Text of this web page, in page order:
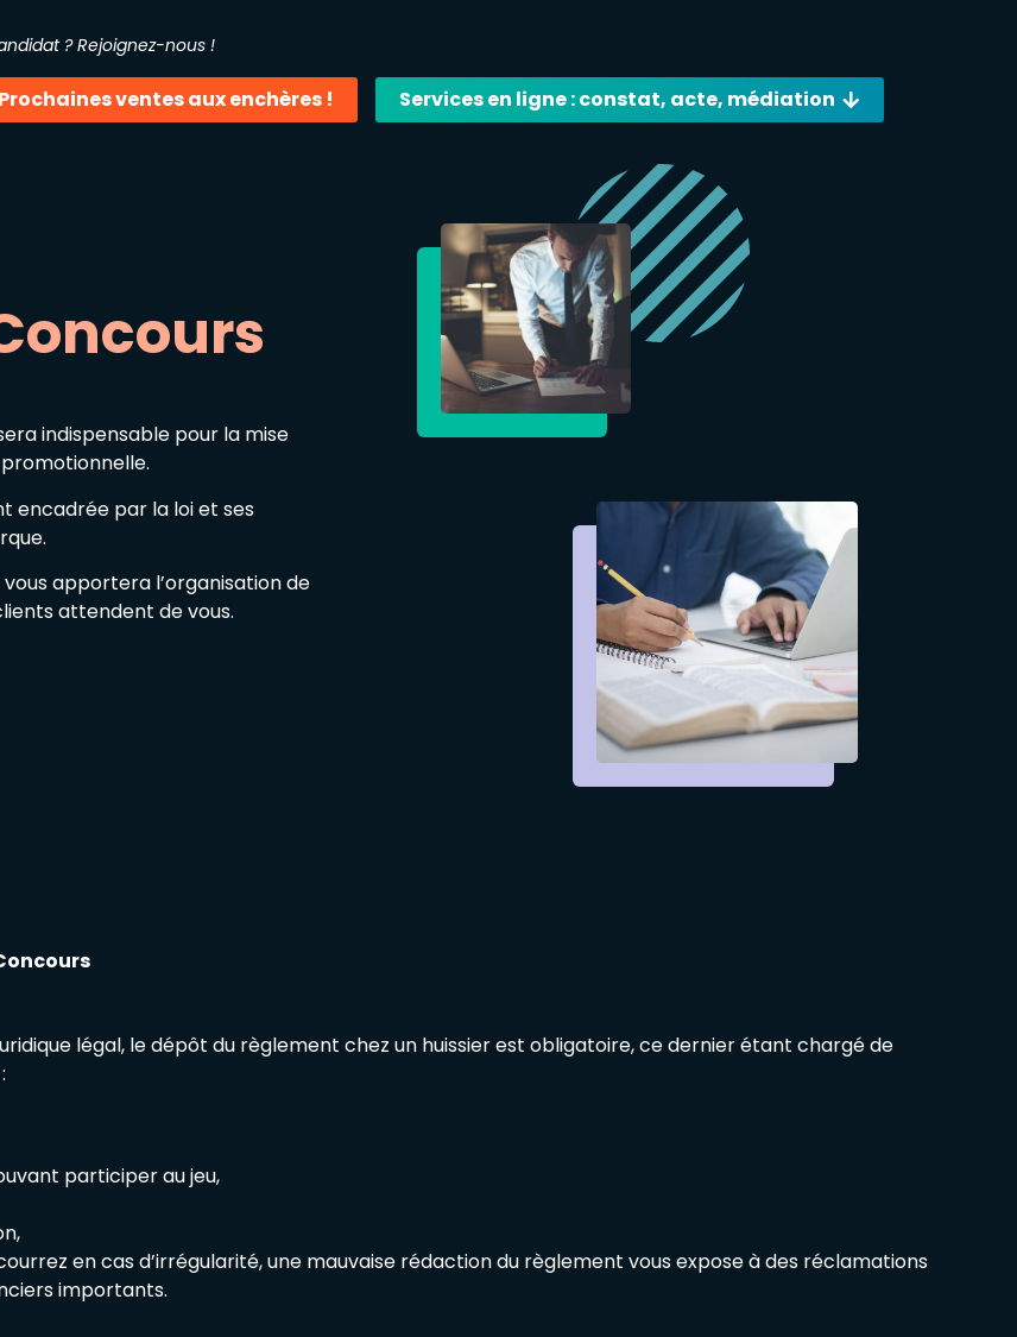
? Rejoignez-nous !
Prochaines ventes aux enchères ! Services en ligne : constat, acte, médiation
indispensable pour la mise
encadrée par la loi et ses
apportera l’organisation de
attendent de vous.
légal, le dépôt du règlement chez un huissier est obligatoire, ce dernier étant chargé de
participer au jeu,
en cas d’irrégularité, une mauvaise rédaction du règlement vous expose à des réclamations
importants.